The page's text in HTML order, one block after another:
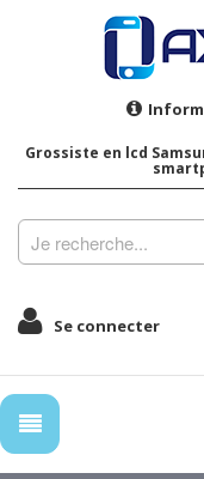
Grossiste en lcd
Se connecter